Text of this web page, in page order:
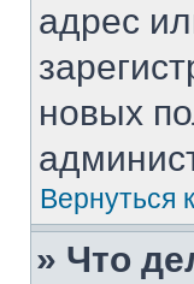
адрес
новых
Вернуться
» Что